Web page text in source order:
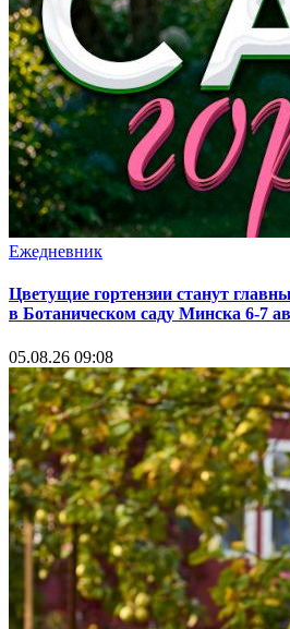
Ежедневник
Цветущие гортензии станут
в Ботаническом саду Минска 6-7
05.08.26 09:08